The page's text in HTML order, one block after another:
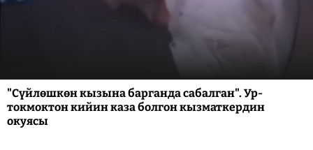
"Сүйлөшкөн кызына барганда сабалган". Ур-
токмоктон кийин каза болгон кызматкердин
окуясы